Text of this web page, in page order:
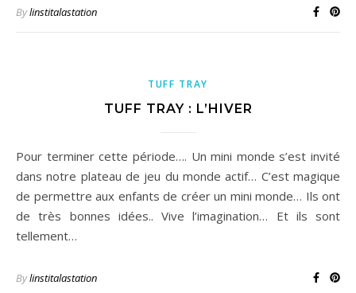
Bylinstitalastation
TUFF TRAY
TUFF TRAY : L’HIVER
Pour terminer cette période…. Un mini monde s’est invité
dans notre plateau de jeu du monde actif… C’est magique
de permettre aux enfants de créer un mini monde… Ils ont
de très bonnes idées.. Vive l’imagination… Et ils sont
tellement…
Bylinstitalastation